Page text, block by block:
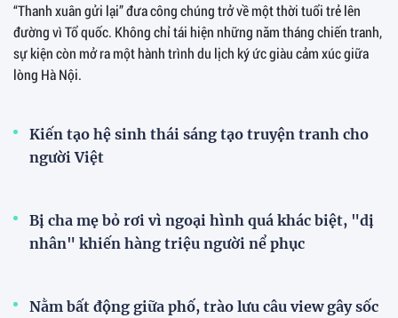
“Thanh xuân gửi lại” đưa công chúng trở về một thời tuổi trẻ lên
đường vì Tổ quốc. Không chỉ tái hiện những năm tháng chiến tranh,
sự kiện còn mở ra một hành trình du lịch ký ức giàu cảm xúc giữa
lòng Hà Nội.
Kiến tạo hệ sinh thái sáng tạo truyện tranh cho
người Việt
Bị cha mẹ bỏ rơi vì ngoại hình quá khác biệt, "dị
nhân" khiến hàng triệu người nể phục
Nằm bất động giữa phố, trào lưu câu view gây sốc